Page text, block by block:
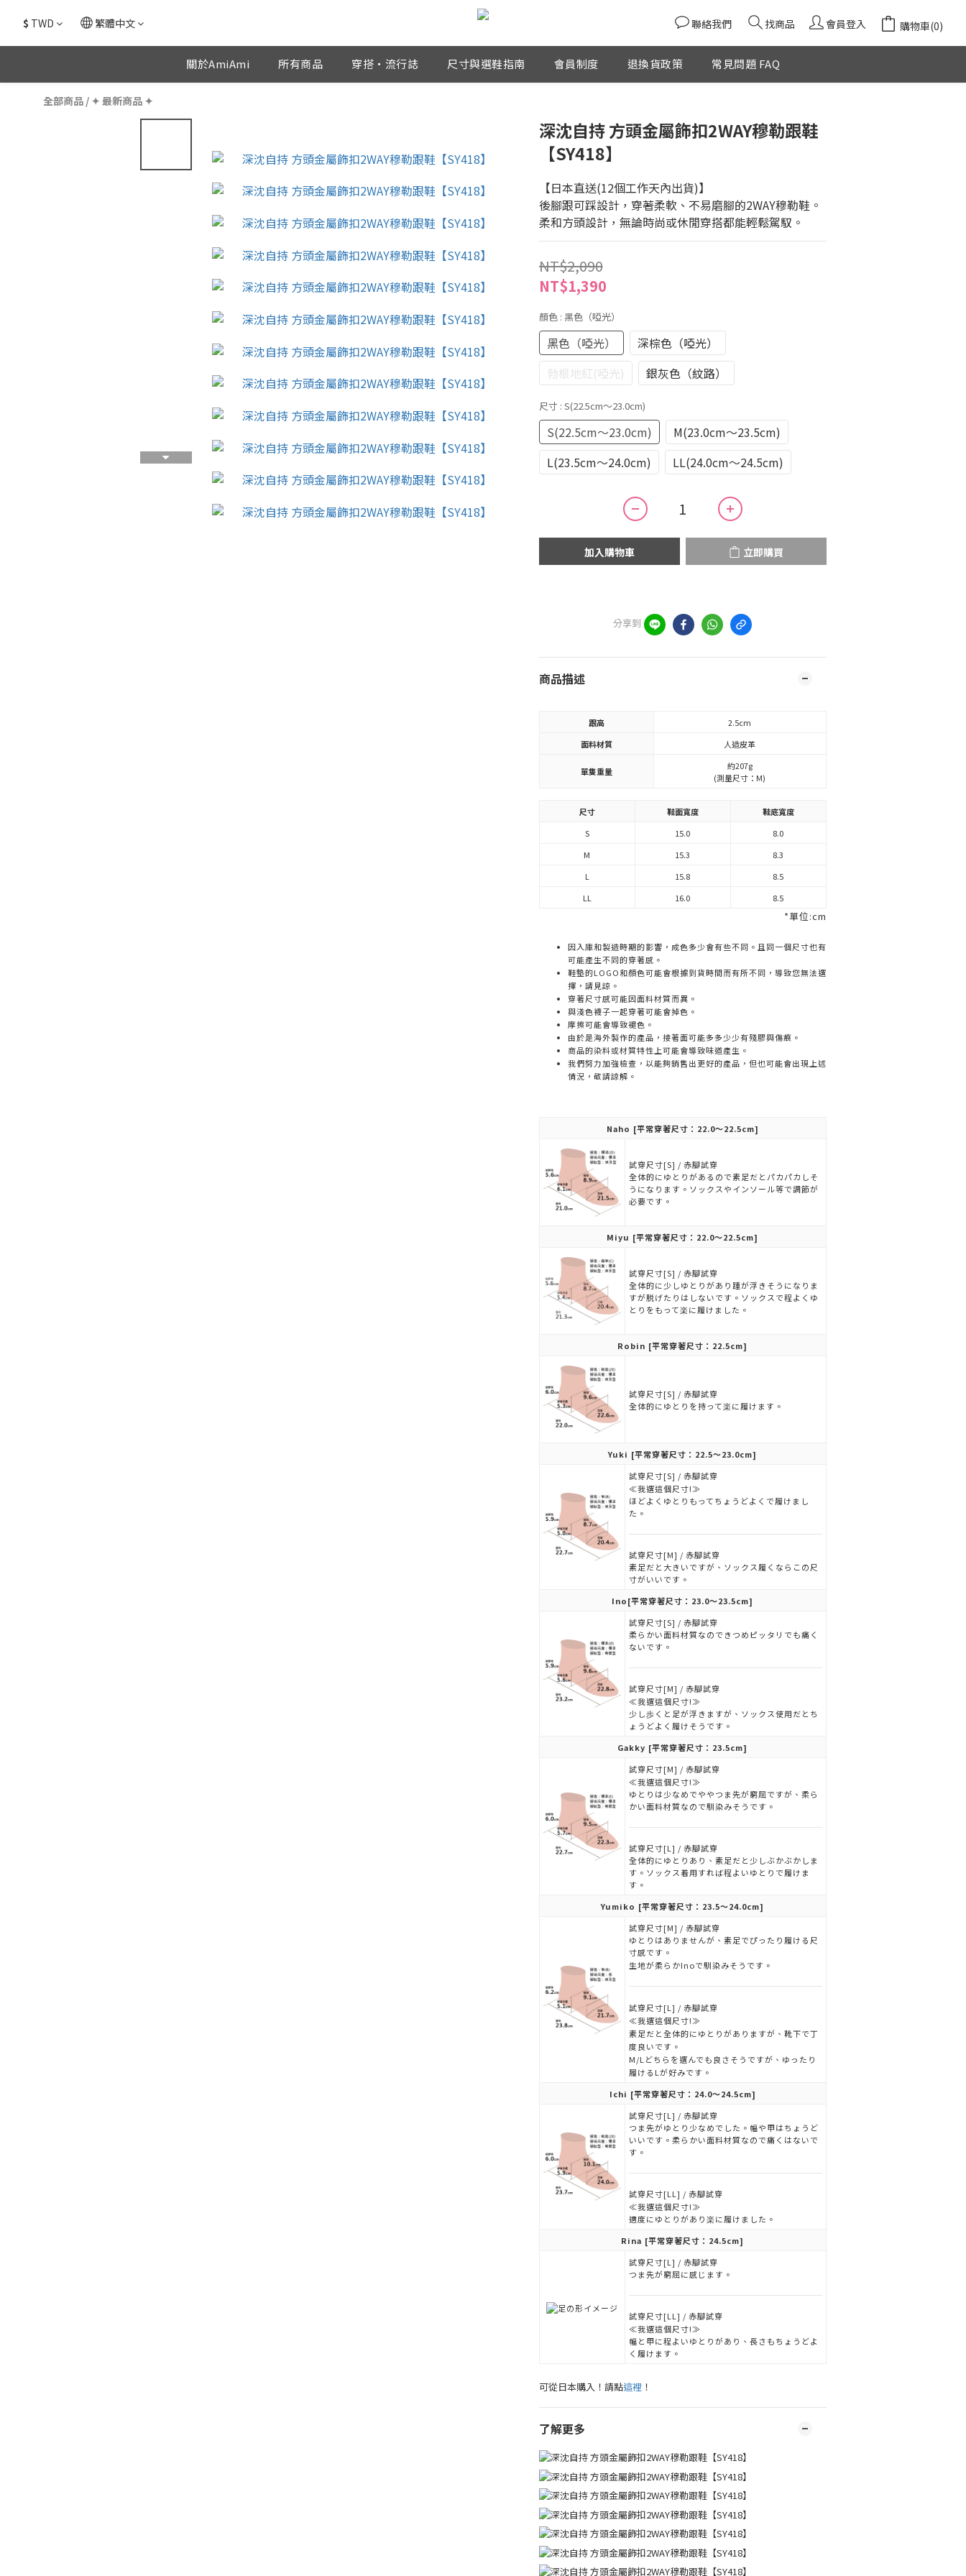
$ TWD 繁體中文 聯絡我們 找商品 會員登入 購物車(0)
關於AmiAmi 所有商品 穿搭・流行誌 尺寸與選鞋指南 會員制度 退換貨政策 常見問題 FAQ
全部商品 / ✦ 最新商品 ✦
深沈自持 方頭金屬飾扣2WAY穆勒跟鞋
【SY418】
【日本直送(12個工作天內出貨)】
後腳跟可踩設計，穿著柔軟、不易磨腳的2WAY穆勒鞋。
柔和方頭設計，無論時尚或休閒穿搭都能輕鬆駕馭。
NT$2,090
NT$1,390
顏色 : 黑色（啞光）
黑色（啞光）
深棕色（啞光）
勃根地紅(啞光)
銀灰色（紋路）
尺寸 : S(22.5cm～23.0cm)
S(22.5cm～23.0cm)
M(23.0cm～23.5cm)
L(23.5cm～24.0cm)
LL(24.0cm～24.5cm)
加入購物車 立即購買
分享到
商品描述
跟高
2.5cm
面料材質
人造皮革
單隻重量
約207g
(測量尺寸：M)
尺寸 鞋面寬度
鞋底寬度
S
15.0
8.0
M
15.3
8.3
L
15.8
8.5
LL
16.0 8.5
*單位:cm
因入庫和製造時期的影響，成色多少會有些不同。且同一個尺寸也有
可能產生不同的穿著感。
鞋墊的LOGO和顏色可能會根據到貨時間而有所不同，導致您無法選
擇，請見諒。
穿著尺寸感可能因面料材質而異。
與淺色襪子一起穿著可能會掉色。
摩擦可能會導致褪色。
由於是海外製作的產品，接著面可能多多少少有殘膠與傷痕。
商品的染料或材質特性上可能會導致味道產生。
我們努力加強檢查，以能夠銷售出更好的產品，但也可能會出現上述
情況，敬請諒解。
Naho [平常穿著尺寸：22.0～22.5cm]
試穿尺寸[S] / 赤腳試穿
全体的にゆとりがあるので素足だとパカパカしそ
うになります。ソックスやインソール等で調節が
必要です。
Miyu [平常穿著尺寸：22.0～22.5cm]
試穿尺寸[S] / 赤腳試穿
全体的に少しゆとりがあり踵が浮きそうになりま
すが脱げたりはしないです。ソックスで程よくゆ
とりをもって楽に履けました。
Robin [平常穿著尺寸：22.5cm]
試穿尺寸[S] / 赤腳試穿
全体的にゆとりを持って楽に履けます。
Yuki [平常穿著尺寸：22.5～23.0cm]
試穿尺寸[S] / 赤腳試穿
≪我選這個尺寸!≫
ほどよくゆとりもってちょうどよくで履けまし
た。
試穿尺寸[M] / 赤腳試穿
素足だと大きいですが、ソックス履くならこの尺
寸がいいです。
Ino[平常穿著尺寸：23.0～23.5cm]
試穿尺寸[S] / 赤腳試穿
柔らかい面料材質なのできつめピッタリでも痛く
ないです。
試穿尺寸[M] / 赤腳試穿
≪我選這個尺寸!≫
少し歩くと足が浮きますが、ソックス使用だとち
ょうどよく履けそうです。
Gakky [平常穿著尺寸：23.5cm]
試穿尺寸[M] / 赤腳試穿
≪我選這個尺寸!≫
ゆとりは少なめでややつま先が窮屈ですが、柔ら
かい面料材質なので馴染みそうです。
試穿尺寸[L] / 赤腳試穿
全体的にゆとりあり、素足だと少しぶかぶかしま
す。ソックス着用すれば程よいゆとりで履けま
す。
Yumiko [平常穿著尺寸：23.5～24.0cm]
試穿尺寸[M] / 赤腳試穿
ゆとりはありませんが、素足でぴったり履ける尺
寸感です。
生地が柔らかInoで馴染みそうです。
試穿尺寸[L] / 赤腳試穿
≪我選這個尺寸!≫
素足だと全体的にゆとりがありますが、靴下で丁
度良いです。
M/Lどちらを選んでも良さそうですが、ゆったり
履けるLが好みです。
Ichi [平常穿著尺寸：24.0～24.5cm]
試穿尺寸[L] / 赤腳試穿
つま先がゆとり少なめでした。幅や甲はちょうど
いいです。柔らかい面料材質なので痛くはないで
す。
試穿尺寸[LL] / 赤腳試穿
≪我選這個尺寸!≫
適度にゆとりがあり楽に履けました。
Rina [平常穿著尺寸：24.5cm]
試穿尺寸[L] / 赤腳試穿
つま先が窮屈に感じます。
試穿尺寸[LL] / 赤腳試穿
≪我選這個尺寸!≫
幅と甲に程よいゆとりがあり、長さもちょうどよ
く履けます。
可從日本購入！請點這裡 ！
了解更多